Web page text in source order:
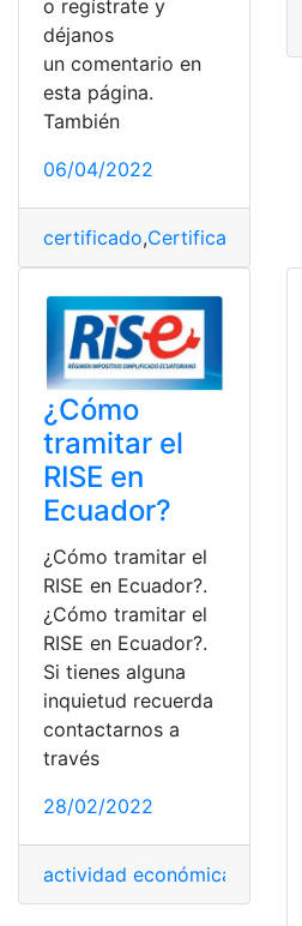
o regístrate y
déjanos
un comentario en
esta página.
También
06/04/2022
certificado,Certificado de
¿Cómo
tramitar el
RISE en
Ecuador?
¿Cómo tramitar el
RISE en Ecuador?.
¿Cómo tramitar el
RISE en Ecuador?.
Si tienes alguna
inquietud recuerda
contactarnos a
través
28/02/2022
actividad económica